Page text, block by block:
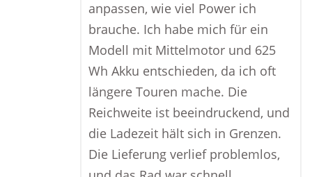
anpassen, wie viel Power ich
brauche. Ich habe mich für ein
Modell mit Mittelmotor und 625
Wh Akku entschieden, da ich oft
längere Touren mache. Die
Reichweite ist beeindruckend, und
die Ladezeit hält sich in Grenzen.
Die Lieferung verlief problemlos,